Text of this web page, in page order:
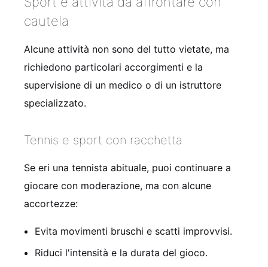
cautela
Alcune attività non sono del tutto vietate, ma
richiedono particolari accorgimenti e la
supervisione di un medico o di un istruttore
specializzato.
Tennis e sport con racchetta
Se eri una tennista abituale, puoi continuare a
giocare con moderazione, ma con alcune
accortezze:
Evita movimenti bruschi e scatti improvvisi.
Riduci l'intensità e la durata del gioco.